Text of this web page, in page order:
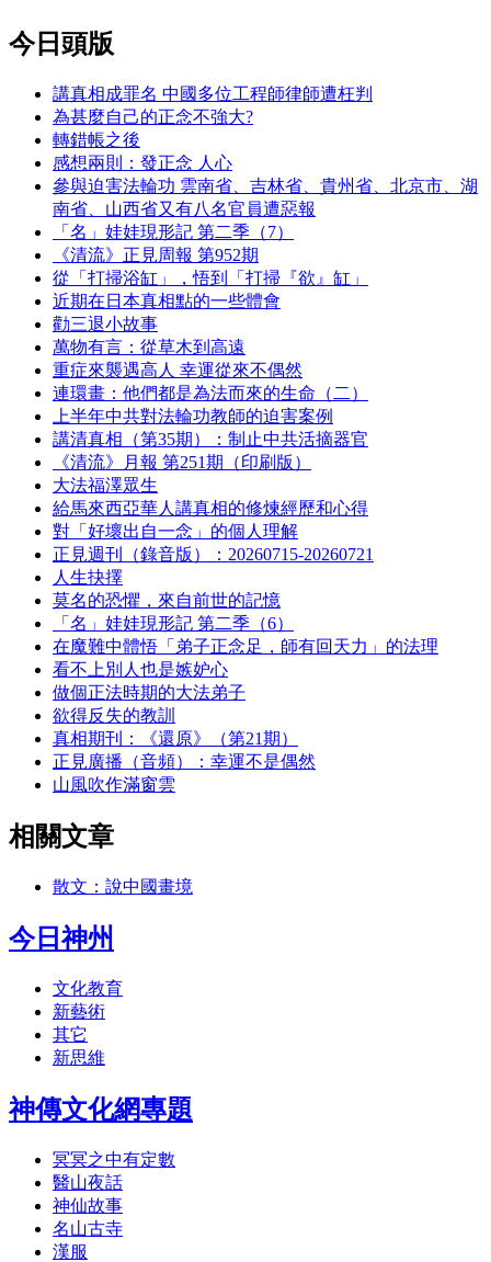
今日頭版
講真相成罪名 中國多位工程師律師遭枉判
為甚麼自己的正念不強大?
轉錯帳之後
感想兩則：發正念 人心
參與迫害法輪功 雲南省、吉林省、貴州省、北京市、湖
南省、山西省又有八名官員遭惡報
「名」娃娃現形記 第二季（7）
《清流》正見周報 第952期
從「打掃浴缸」，悟到「打掃『欲』缸」
近期在日本真相點的一些體會
勸三退小故事
萬物有言：從草木到高遠
重症來襲遇高人 幸運從來不偶然
連環畫：他們都是為法而來的生命（二）
上半年中共對法輪功教師的迫害案例
講清真相（第35期）：制止中共活摘器官
《清流》月報 第251期（印刷版）
大法福澤眾生
給馬來西亞華人講真相的修煉經歷和心得
對「好壞出自一念」的個人理解
正見週刊（錄音版）：20260715-20260721
人生抉擇
莫名的恐懼，來自前世的記憶
「名」娃娃現形記 第二季（6）
在魔難中體悟「弟子正念足，師有回天力」的法理
看不上別人也是嫉妒心
做個正法時期的大法弟子
欲得反失的教訓
真相期刊：《還原》（第21期）
正見廣播（音頻）：幸運不是偶然
山風吹作滿窗雲
相關文章
散文：說中國畫境
今日神州
文化教育
新藝術
其它
新思維
神傳文化網專題
冥冥之中有定數
醫山夜話
神仙故事
名山古寺
漢服